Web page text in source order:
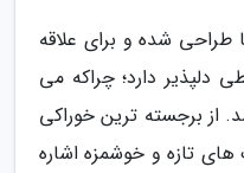
طراحی شده و برای علاقه
دلپذیر دارد؛ چراکه می
از برجسته ترین خوراکی
های تازه و خوشمزه اشاره